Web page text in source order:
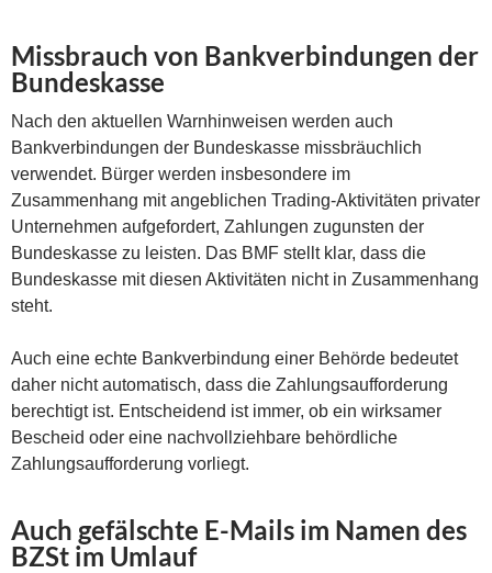
Missbrauch von Bankverbindungen der
Bundeskasse
Nach den aktuellen Warnhinweisen werden auch
Bankverbindungen der Bundeskasse missbräuchlich
verwendet. Bürger werden insbesondere im
Zusammenhang mit angeblichen Trading-Aktivitäten privater
Unternehmen aufgefordert, Zahlungen zugunsten der
Bundeskasse zu leisten. Das BMF stellt klar, dass die
Bundeskasse mit diesen Aktivitäten nicht in Zusammenhang
steht.
Auch eine echte Bankverbindung einer Behörde bedeutet
daher nicht automatisch, dass die Zahlungsaufforderung
berechtigt ist. Entscheidend ist immer, ob ein wirksamer
Bescheid oder eine nachvollziehbare behördliche
Zahlungsaufforderung vorliegt.
Auch gefälschte E-Mails im Namen des
BZSt im Umlauf